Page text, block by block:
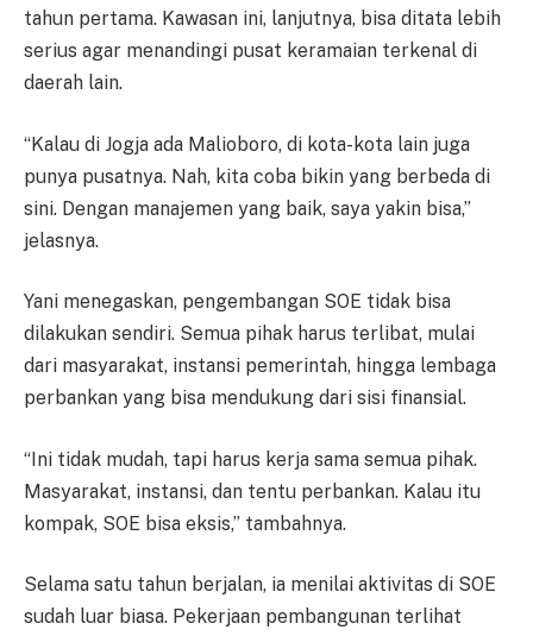
tahun pertama. Kawasan ini, lanjutnya, bisa ditata lebih
serius agar menandingi pusat keramaian terkenal di
daerah lain.
“Kalau di Jogja ada Malioboro, di kota-kota lain juga
punya pusatnya. Nah, kita coba bikin yang berbeda di
sini. Dengan manajemen yang baik, saya yakin bisa,”
jelasnya.
Yani menegaskan, pengembangan SOE tidak bisa
dilakukan sendiri. Semua pihak harus terlibat, mulai
dari masyarakat, instansi pemerintah, hingga lembaga
perbankan yang bisa mendukung dari sisi finansial.
“Ini tidak mudah, tapi harus kerja sama semua pihak.
Masyarakat, instansi, dan tentu perbankan. Kalau itu
kompak, SOE bisa eksis,” tambahnya.
Selama satu tahun berjalan, ia menilai aktivitas di SOE
sudah luar biasa. Pekerjaan pembangunan terlihat